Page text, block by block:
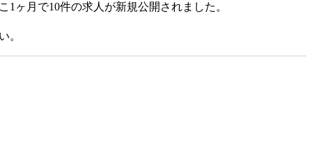
ヶ月で10件の求人が新規公開されました。
。